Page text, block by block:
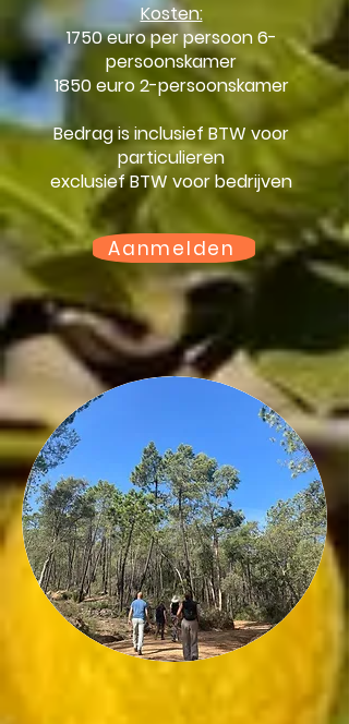
Aanmelden
Kosten:
1750 euro per persoon 6-
persoonskamer
1850 euro 2-persoonskamer
Bedrag is inclusief BTW voor
particulieren
exclusief BTW voor bedrijven